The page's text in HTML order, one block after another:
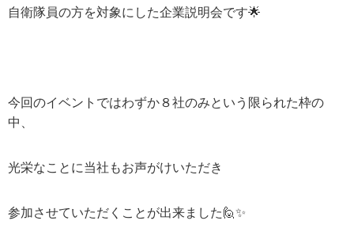
自衛隊員の方を対象にした企業説明会です🌟
今回のイベントではわずか８社のみという限られた枠の
中、
光栄なことに当社もお声がけいただき
参加させていただくことが出来ました🙋✨